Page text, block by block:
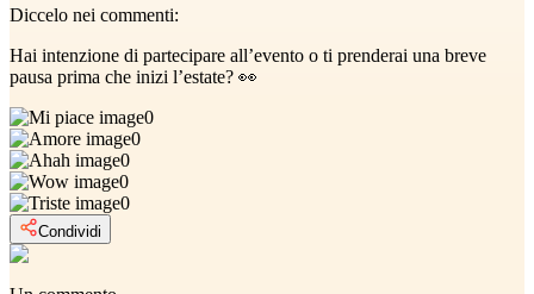
Diccelo nei commenti:
Hai intenzione di partecipare all’evento o ti prenderai una breve
pausa prima che inizi l’estate? 👀
0
0
0
0
0
Condividi